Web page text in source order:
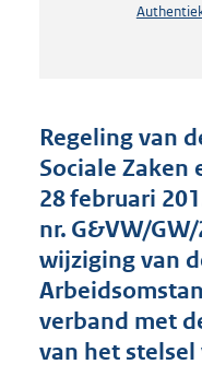
Regeling van
Sociale Zaken
28 februari
nr. G&VW/
wijziging van
verband met
van het